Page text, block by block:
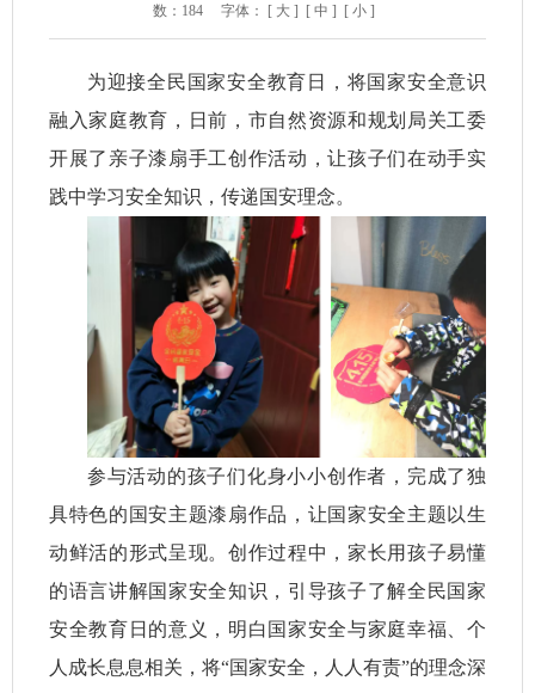
数： 184 字体： [ 大 ] [ 中 ] [ 小 ]
为迎接全民国家安全教育日，将国家安全意识
融入家庭教育，日前，市自然资源和规划局关工委
开展了亲子漆扇手工创作活动，让孩子们在动手实
践中学习安全知识，传递国安理念。
参与活动的孩子们化身小小创作者，完成了独
具特色的国安主题漆扇作品，让国家安全主题以生
动鲜活的形式呈现。创作过程中，家长用孩子易懂
的语言讲解国家安全知识，引导孩子了解全民国家
安全教育日的意义，明白国家安全与家庭幸福、个
人成长息息相关，将“国家安全，人人有责”的理念深